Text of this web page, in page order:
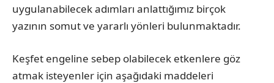
uygulanabilecek adımları anlattığımız birçok
yazının somut ve yararlı yönleri bulunmaktadır.
Keşfet engeline sebep olabilecek etkenlere göz
atmak isteyenler için aşağıdaki maddeleri